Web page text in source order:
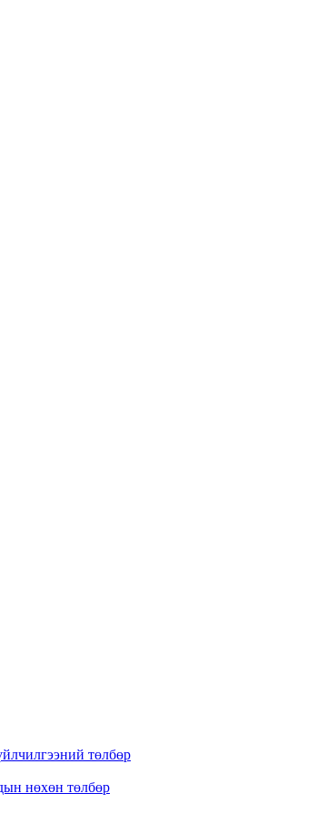
төлбөр
нөхөн төлбөр